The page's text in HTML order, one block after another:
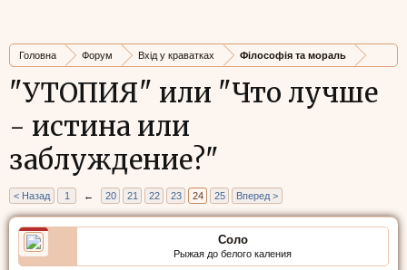
Головна Форум Вхід у краватках Філософія та мораль
"УТОПИЯ" или "Что лучше
- истина или
заблуждение?"
< Назад 1 ← 20 21 22 23 24 25 Вперед >
Соло
Рыжая до белого каления